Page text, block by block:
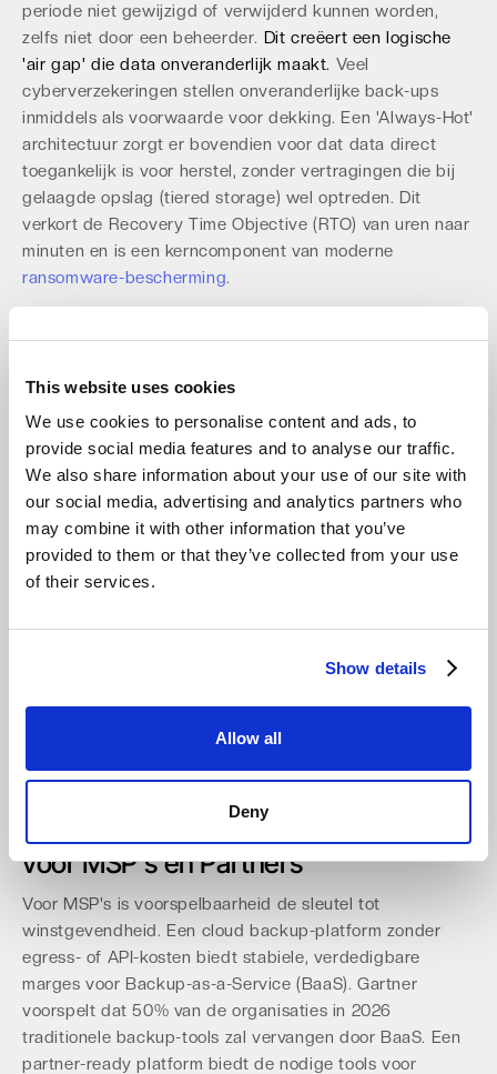
This website uses cookies
We use cookies to personalise content and ads, to
provide social media features and to analyse our traffic.
We also share information about your use of our site with
our social media, advertising and analytics partners who
may combine it with other information that you’ve
provided to them or that they’ve collected from your use
of their services.
Show details
Allow all
Deny
periode niet gewijzigd of verwijderd kunnen worden,
zelfs niet door een beheerder. Dit creëert een logische
'air gap' die data onveranderlijk maakt. Veel
cyberverzekeringen stellen onveranderlijke back-ups
inmiddels als voorwaarde voor dekking. Een 'Always-Hot'
architectuur zorgt er bovendien voor dat data direct
toegankelijk is voor herstel, zonder vertragingen die bij
gelaagde opslag (tiered storage) wel optreden. Dit
verkort de Recovery Time Objective (RTO) van uren naar
minuten en is een kerncomponent van moderne
ransomware-bescherming.
nieuwe verplichtingen voor cloudproviders om
dataportabiliteit te garanderen en vendor lock-in te
voorkomen. Klanten krijgen het recht om binnen een
termijn van maximaal 2 maanden hun contract op te
zeggen. Daarnaast stelt de NIS-2 richtlijn strengere eisen
aan het beveiligingsproces en kwetsbaarheidsbeheer
van digitale dienstverleners. Een Europese provider die
voor Nederlandse ondernemingen aanzienlijk.Het kiezen
3-2-1 backup-regel
technisch, maar ook juridisch robuust is.
Optimaliseer de Waardepropositie
voor MSP's en Partners
Voor MSP's is voorspelbaarheid de sleutel tot
winstgevendheid. Een cloud backup-platform zonder
egress- of API-kosten biedt stabiele, verdedigbare
marges voor Backup-as-a-Service (BaaS). Gartner
voorspelt dat 50% van de organisaties in 2026
traditionele backup-tools zal vervangen door BaaS. Een
partner-ready platform biedt de nodige tools voor